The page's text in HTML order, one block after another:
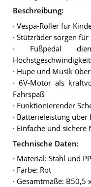
Beschreibung:
· Vespa-Roller für
· Stützräder sorgen
· Fußpedal
· Hupe und Musik
· 6V-Motor als
Fahrspaß
· Funktionierender
· Batterieleistung über
· Einfache und sichere
Technische Daten:
· Material: Stahl und
· Farbe: Rot
· Gesamtmaße: B50,5